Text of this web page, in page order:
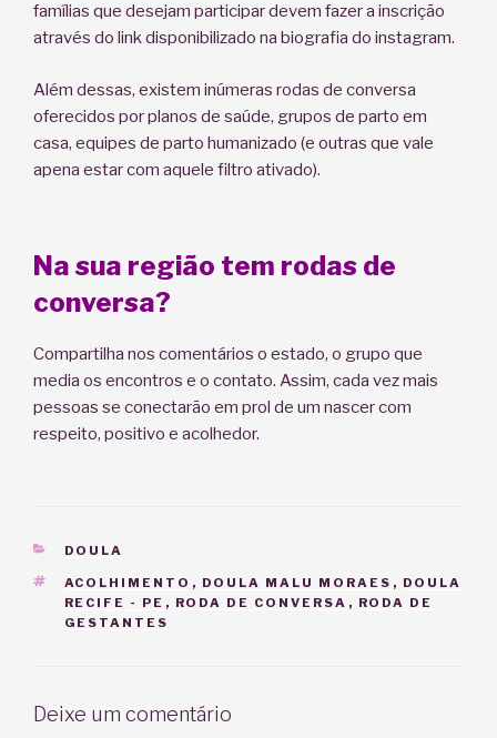
famílias que desejam participar devem fazer a inscrição
através do link disponibilizado na biografia do instagram.
Além dessas, existem inúmeras rodas de conversa
oferecidos por planos de saúde, grupos de parto em
casa, equipes de parto humanizado (e outras que vale
apena estar com aquele filtro ativado).
Na sua região tem rodas de
conversa?
Compartilha nos comentários o estado, o grupo que
media os encontros e o contato. Assim, cada vez mais
pessoas se conectarão em prol de um nascer com
respeito, positivo e acolhedor.
CATEGORIAS
DOULA
TAGS
ACOLHIMENTO , DOULA MALU MORAES , DOULA
RECIFE - PE , RODA DE CONVERSA , RODA DE
GESTANTES
Deixe um comentário